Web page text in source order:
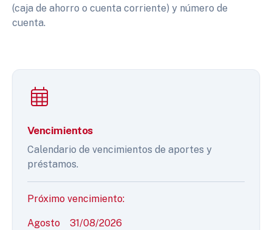
(caja de ahorro o cuenta corriente) y número de
cuenta.
Vencimientos
Calendario de vencimientos de aportes y
préstamos.
Próximo vencimiento:
Agosto 31/08/2026